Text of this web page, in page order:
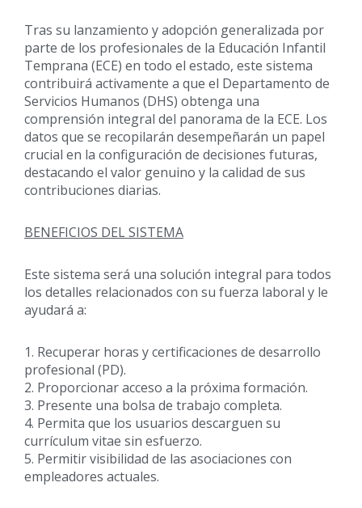
Tras su lanzamiento y adopción generalizada por
parte de los profesionales de la Educación Infantil
Temprana (ECE) en todo el estado, este sistema
contribuirá activamente a que el Departamento de
Servicios Humanos (DHS) obtenga una
comprensión integral del panorama de la ECE. Los
datos que se recopilarán desempeñarán un papel
crucial en la configuración de decisiones futuras,
destacando el valor genuino y la calidad de sus
contribuciones diarias.
BENEFICIOS DEL SISTEMA
Este sistema será una solución integral para todos
los detalles relacionados con su fuerza laboral y le
ayudará a:
1. Recuperar horas y certificaciones de desarrollo
profesional (PD).
2. Proporcionar acceso a la próxima formación.
3. Presente una bolsa de trabajo completa.
4. Permita que los usuarios descarguen su
currículum vitae sin esfuerzo.
5. Permitir visibilidad de las asociaciones con
empleadores actuales.